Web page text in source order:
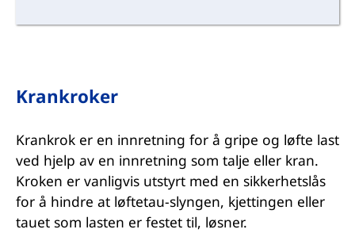
Krankroker
Krankrok er en innretning for å gripe og løfte last
ved hjelp av en innretning som talje eller kran.
Kroken er vanligvis utstyrt med en sikkerhetslås
for å hindre at løftetau-slyngen, kjettingen eller
tauet som lasten er festet til, løsner.